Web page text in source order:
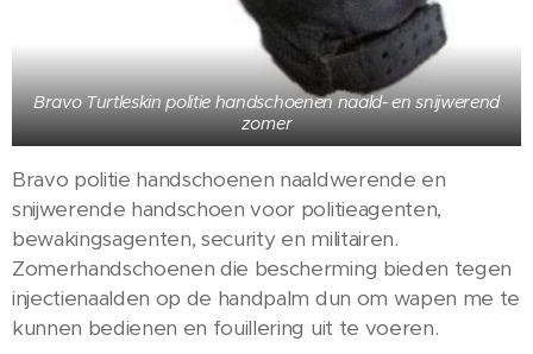
Bravo Turtleskin politie handschoenen naald- en snijwerend
zomer
Bravo politie handschoenen naaldwerende en
snijwerende handschoen voor politieagenten,
bewakingsagenten, security en militairen.
Zomerhandschoenen die bescherming bieden tegen
injectienaalden op de handpalm dun om wapen me te
kunnen bedienen en fouillering uit te voeren.